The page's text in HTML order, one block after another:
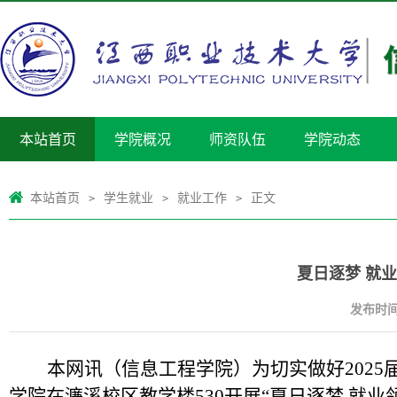
本站首页 学院概况 师资队伍 学院动态
本站首页 > 学生就业 > 就业工作 > 正文
夏日逐梦 就
发布时
本网讯（信息工程学院）为切实做好2025